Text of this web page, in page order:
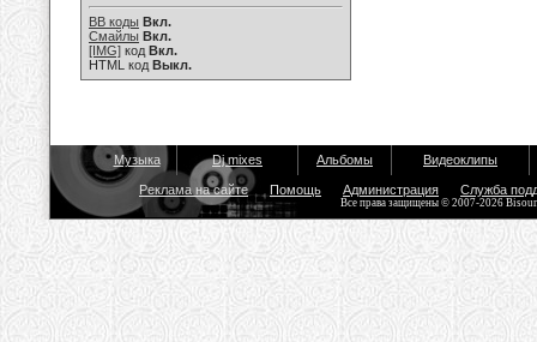
BB коды Вкл.
Смайлы Вкл.
[IMG] код Вкл.
HTML код Выкл.
Музыка Dj mixes Альбомы Видеоклипы
Реклама на сайте Помощь Администрация Служба
Все права защищены © 2007-2026